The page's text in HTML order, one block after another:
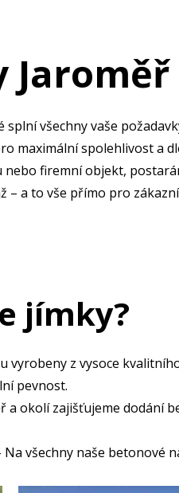
Jaroměř
splní všechny vaše
maximální spolehlivost a
firemní objekt,
a to vše přímo pro
jímky?
vyrobeny z vysoce
pevnost.
a okolí zajišťujeme dodání
Na všechny naše betonové